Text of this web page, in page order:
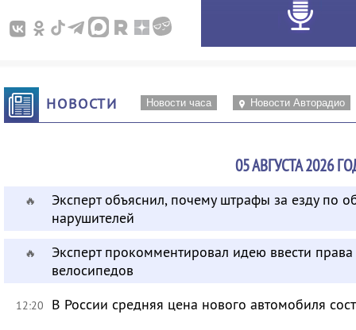
НОВОСТИ Новости часа Новости Авторадио
05 АВГУСТА 2026
🔥
Эксперт объяснил, почему штрафы за езду по
нарушителей
🔥
Эксперт прокомментировал идею ввести
велосипедов
12:20 В России средняя цена нового автомобиля